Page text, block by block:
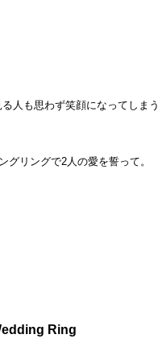
人も思わず笑顔になってしまう
グリングで2人の愛を誓って。
Ring